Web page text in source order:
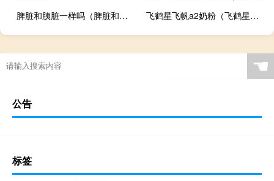
脾脏和胰脏一样吗（脾脏和胰脏的区别）
飞鹤星飞帆a2奶粉（飞鹤星飞帆奶粉事件）
☚
公告
标签